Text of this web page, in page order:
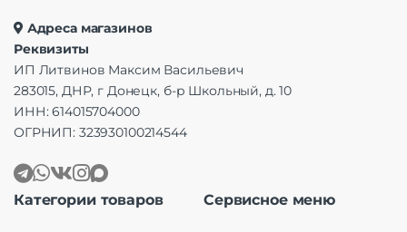
Адреса магазинов
Реквизиты
ИП Литвинов Максим Васильевич
283015, ДНР, г Донецк, б-р Школьный, д. 10
ИНН: 614015704000
ОГРНИП: 323930100214544
Категории товаров Сервисное меню